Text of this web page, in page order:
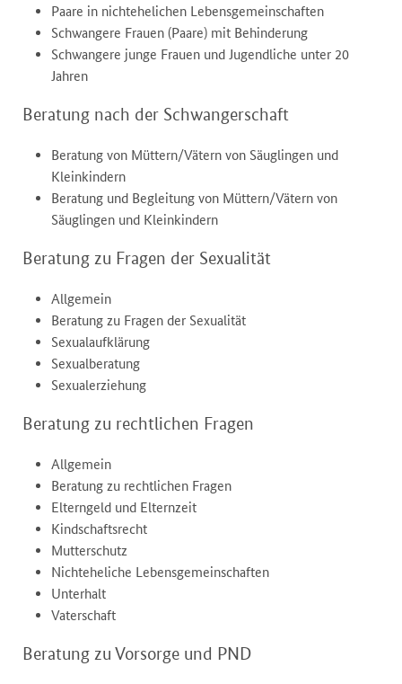
Paare in nichtehelichen Lebensgemeinschaften
Schwangere Frauen (Paare) mit Behinderung
Schwangere junge Frauen und Jugendliche unter 20
Jahren
Beratung nach der Schwangerschaft
Beratung von Müttern/Vätern von Säuglingen und
Kleinkindern
Beratung und Begleitung von Müttern/Vätern von
Säuglingen und Kleinkindern
Beratung zu Fragen der Sexualität
Allgemein
Beratung zu Fragen der Sexualität
Sexualaufklärung
Sexualberatung
Sexualerziehung
Beratung zu rechtlichen Fragen
Allgemein
Beratung zu rechtlichen Fragen
Elterngeld und Elternzeit
Kindschaftsrecht
Mutterschutz
Nichteheliche Lebensgemeinschaften
Unterhalt
Vaterschaft
Beratung zu Vorsorge und PND